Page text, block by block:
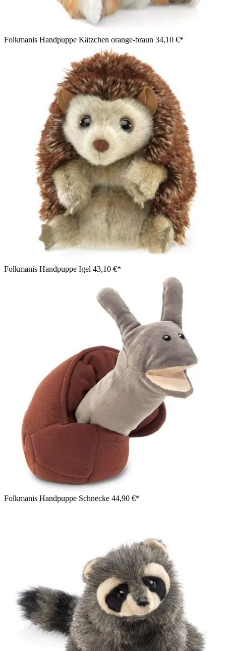
Folkmanis Handpuppe Kätzchen orange-braun 34,10 €*
Folkmanis Handpuppe Igel 43,10 €*
Folkmanis Handpuppe Schnecke 44,90 €*